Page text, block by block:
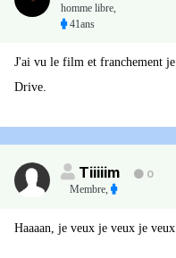
homme libre,
41ans
J'ai vu le film et franchement
Drive.
Tiiiiim
0
Membre,
Haaaan, je veux je veux je